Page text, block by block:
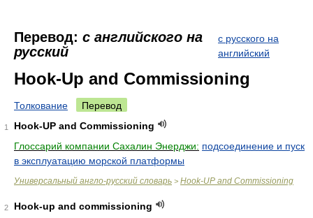
Перевод: с английского на
русский
с русского на
английский
Hook-Up and Commissioning
Толкование Перевод
1
Hook-UP and Commissioning
Глоссарий компании Сахалин Энерджи: подсоединение и пуск
в эксплуатацию морской платформы
Универсальный англо-русский словарь > Hook-UP and Commissioning
2
Hook-up and commissioning